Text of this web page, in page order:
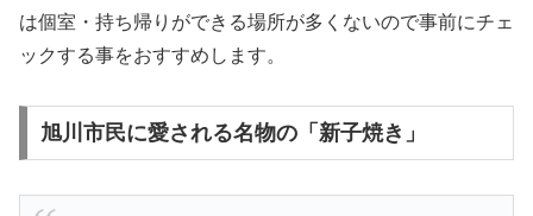
は個室・持ち帰りができる場所が多くないので事前にチェ
ックする事をおすすめします。
旭川市民に愛される名物の「新子焼き」